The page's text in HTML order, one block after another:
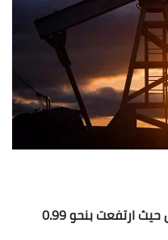
انتعشت أسعار النفط اليوم الخميس حيث ارتفعت بنحو 0.99